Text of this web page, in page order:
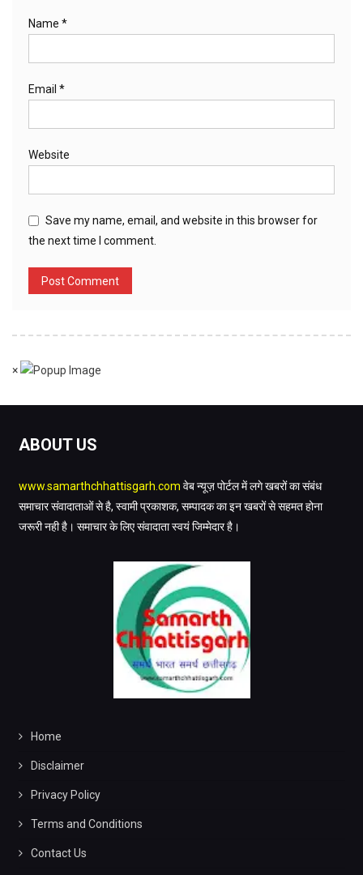
Name *
Email *
Website
Save my name, email, and website in this browser for
the next time I comment.
×
ABOUT US
www.samarthchhattisgarh.com वेब न्यूज़ पोर्टल में लगे खबरों का संबंध
समाचार संवादाताओं से है, स्वामी प्रकाशक, सम्पादक का इन खबरों से सहमत होना
जरूरी नही है। समाचार के लिए संवादाता स्वयं जिम्मेदार है।
Home
Disclaimer
Privacy Policy
Terms and Conditions
Contact Us